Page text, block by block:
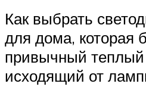
Как выбрать
для дома, которая
привычный теплый
исходящий от